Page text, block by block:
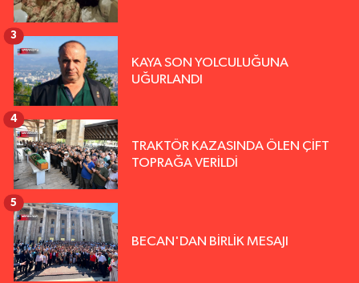
KAYA SON YOLCULUĞUNA
UĞURLANDI
3
TRAKTÖR KAZASINDA ÖLEN ÇİFT
TOPRAĞA VERİLDİ
4
BECAN'DAN BİRLİK MESAJI
5